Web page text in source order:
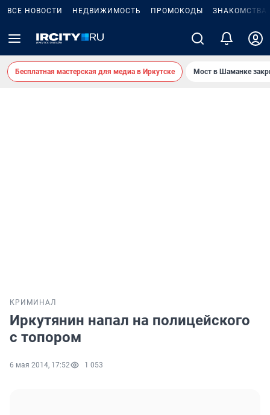
ВСЕ НОВОСТИ НЕДВИЖИМОСТЬ ПРОМОКОДЫ ЗНАКОМСТВА
Бесплатная мастерская для медиа в Иркутске Мост в Шаманке
КРИМИНАЛ
Иркутянин напал на полицейского
с топором
6 мая 2014, 17:52 1 053